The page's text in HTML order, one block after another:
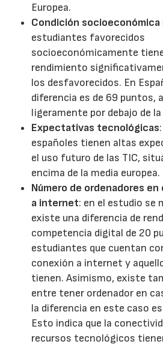
Europea.
Condición socioeconómica
estudiantes favorecidos
socioeconómicamente
rendimiento
los desfavorecidos. En
diferencia es de 69 puntos,
ligeramente por debajo de
Expectativas tecnológicas
españoles tienen altas
el uso futuro de las TIC,
encima de la media europea.
Número de ordenadores
a internet: en el estudio se
existe una diferencia de
competencia digital de 20
estudiantes que cuentan
conexión a internet y
tienen. Asimismo, existe
entre tener ordenador en
la diferencia en este caso
Esto indica que la
recursos tecnológicos